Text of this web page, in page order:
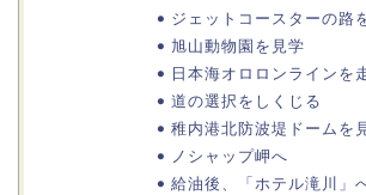
ジェットコースターの路
旭山動物園を見学
日本海オロロンラインを
道の選択をしくじる
稚内港北防波堤ドームを
ノシャップ岬へ
給油後、「ホテル滝川」